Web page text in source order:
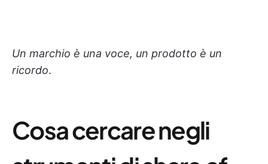
Un marchio è una voce, un prodotto è un
ricordo.
Cosa cercare negli